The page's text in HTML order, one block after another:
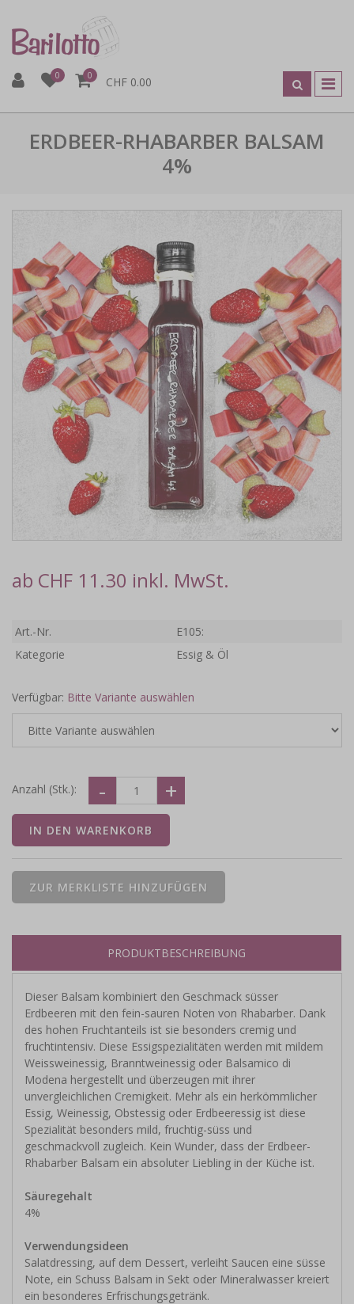
0 0 CHF 0.00
ERDBEER-RHABARBER BALSAM
4%
ab CHF 11.30 inkl. MwSt.
Art.-Nr.
E105:
Kategorie
Essig & Öl
Verfügbar: Bitte Variante auswählen
Anzahl (Stk.):
PRODUKTBESCHREIBUNG
Dieser Balsam kombiniert den Geschmack süsser
Erdbeeren mit den fein-sauren Noten von Rhabarber. Dank
des hohen Fruchtanteils ist sie besonders cremig und
fruchtintensiv. Diese Essigspezialitäten werden mit mildem
Weissweinessig, Branntweinessig oder Balsamico di
Modena hergestellt und überzeugen mit ihrer
unvergleichlichen Cremigkeit. Mehr als ein herkömmlicher
Essig, Weinessig, Obstessig oder Erdbeeressig ist diese
Spezialität besonders mild, fruchtig-süss und
geschmackvoll zugleich. Kein Wunder, dass der Erdbeer-
Rhabarber Balsam ein absoluter Liebling in der Küche ist.
Säuregehalt
4%
Verwendungsideen
Salatdressing, auf dem Dessert, verleiht Saucen eine süsse
Note, ein Schuss Balsam in Sekt oder Mineralwasser kreiert
ein besonderes Erfrischungsgetränk.